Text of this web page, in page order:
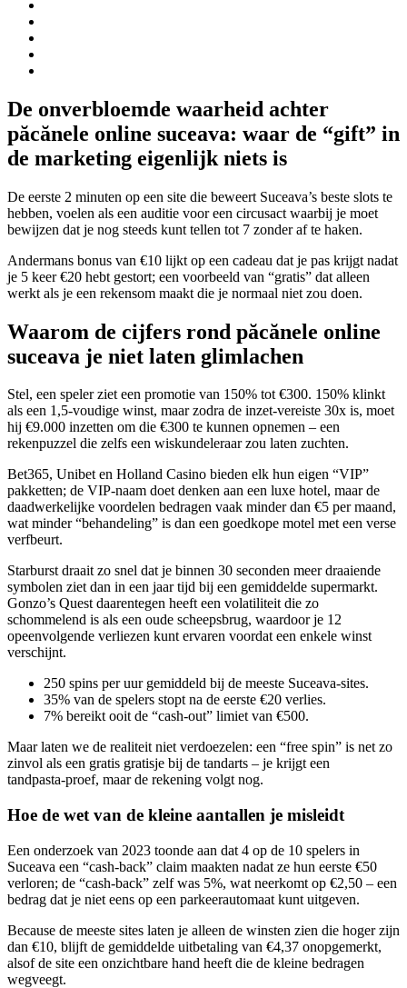
De onverbloemde waarheid achter
păcănele online suceava: waar de “gift” in
de marketing eigenlijk niets is
De eerste 2 minuten op een site die beweert Suceava’s beste slots te
hebben, voelen als een auditie voor een circusact waarbij je moet
bewijzen dat je nog steeds kunt tellen tot 7 zonder af te haken.
Andermans bonus van €10 lijkt op een cadeau dat je pas krijgt nadat
je 5 keer €20 hebt gestort; een voorbeeld van “gratis” dat alleen
werkt als je een rekensom maakt die je normaal niet zou doen.
Waarom de cijfers rond păcănele online
suceava je niet laten glimlachen
Stel, een speler ziet een promotie van 150% tot €300. 150% klinkt
als een 1,5‑voudige winst, maar zodra de inzet‑vereiste 30x is, moet
hij €9.000 inzetten om die €300 te kunnen opnemen – een
rekenpuzzel die zelfs een wiskundeleraar zou laten zuchten.
Bet365, Unibet en Holland Casino bieden elk hun eigen “VIP”
pakketten; de VIP‑naam doet denken aan een luxe hotel, maar de
daadwerkelijke voordelen bedragen vaak minder dan €5 per maand,
wat minder “behandeling” is dan een goedkope motel met een verse
verfbeurt.
Starburst draait zo snel dat je binnen 30 seconden meer draaiende
symbolen ziet dan in een jaar tijd bij een gemiddelde supermarkt.
Gonzo’s Quest daarentegen heeft een volatiliteit die zo
schommelend is als een oude scheepsbrug, waardoor je 12
opeenvolgende verliezen kunt ervaren voordat een enkele winst
verschijnt.
250 spins per uur gemiddeld bij de meeste Suceava‑sites.
35% van de spelers stopt na de eerste €20 verlies.
7% bereikt ooit de “cash‑out” limiet van €500.
Maar laten we de realiteit niet verdoezelen: een “free spin” is net zo
zinvol als een gratis gratisje bij de tandarts – je krijgt een
tandpasta‑proef, maar de rekening volgt nog.
Hoe de wet van de kleine aantallen je misleidt
Een onderzoek van 2023 toonde aan dat 4 op de 10 spelers in
Suceava een “cash‑back” claim maakten nadat ze hun eerste €50
verloren; de “cash‑back” zelf was 5%, wat neerkomt op €2,50 – een
bedrag dat je niet eens op een parkeerautomaat kunt uitgeven.
Because de meeste sites laten je alleen de winsten zien die hoger zijn
dan €10, blijft de gemiddelde uitbetaling van €4,37 onopgemerkt,
alsof de site een onzichtbare hand heeft die de kleine bedragen
wegveegt.